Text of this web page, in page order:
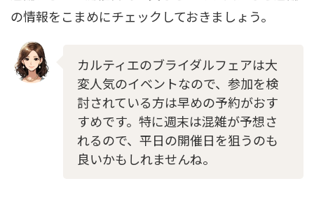
の情報をこまめにチェックしておきましょう。
カルティエのブライダルフェアは大
変人気のイベントなので、参加を検
討されている方は早めの予約がおす
すめです。特に週末は混雑が予想さ
れるので、平日の開催日を狙うのも
良いかもしれませんね。